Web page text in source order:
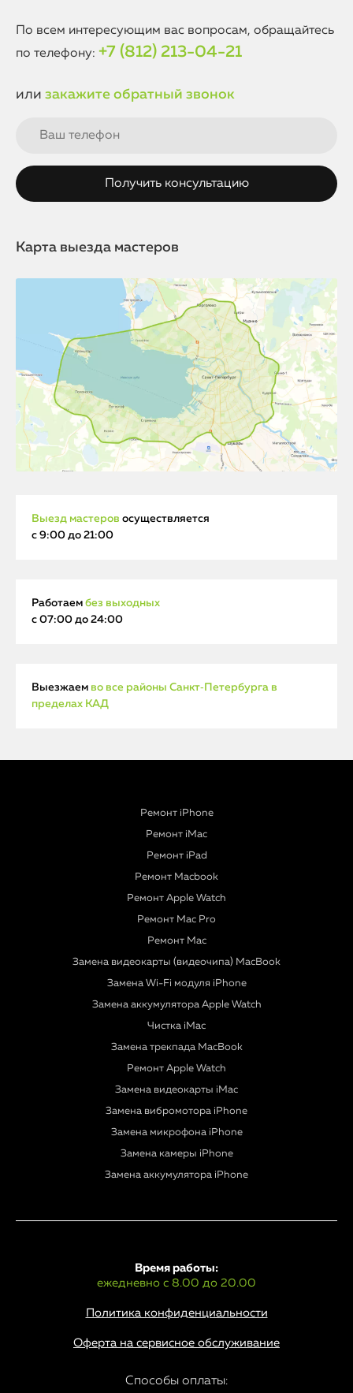
По всем интересующим вас вопросам, обращайтесь
по телефону: +7 (812) 213-04-21
или закажите обратный звонок
Карта выезда мастеров
Выезд мастеров осуществляется
с 9:00 до 21:00
Работаем без выходных
с 07:00 до 24:00
Выезжаем во все районы Санкт‑Петербурга в
пределах КАД
Ремонт iPhone
Ремонт iMac
Ремонт iPad
Ремонт Macbook
Ремонт Apple Watch
Ремонт Mac Pro
Ремонт Mac
Замена видеокарты (видеочипа) MacBook
Замена Wi-Fi модуля iPhone
Замена аккумулятора Apple Watch
Чистка iMac
Замена трекпада MacBook
Ремонт Apple Watch
Замена видеокарты iMac
Замена вибромотора iPhone
Замена микрофона iPhone
Замена камеры iPhone
Замена аккумулятора iPhone
Политика конфиденциальности
Время работы:
ежедневно с 8.00 до 20.00
Оферта на сервисное обслуживание
Способы оплаты: